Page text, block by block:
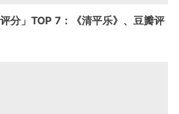
分」TOP 7：《清平乐》、豆瓣评